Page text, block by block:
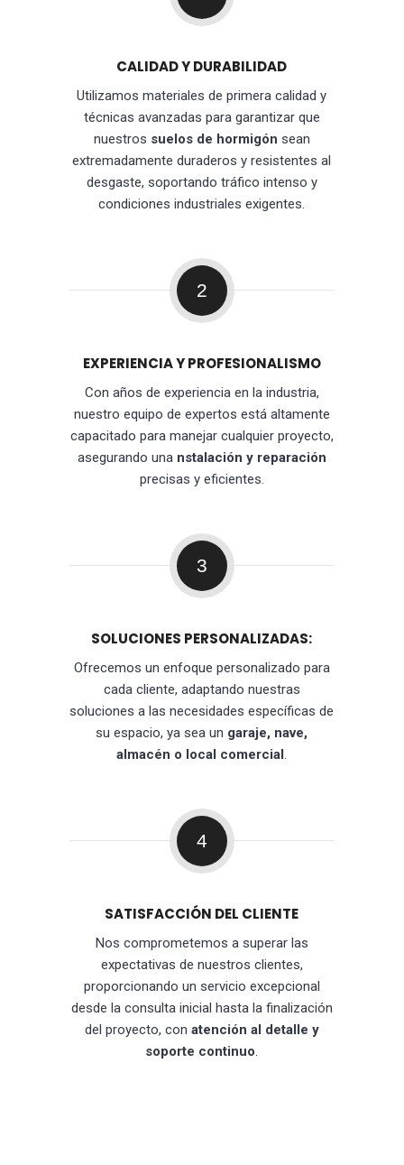
CALIDAD Y DURABILIDAD
Utilizamos materiales de primera calidad y
técnicas avanzadas para garantizar que
nuestros suelos de hormigón sean
extremadamente duraderos y resistentes al
desgaste, soportando tráfico intenso y
condiciones industriales exigentes.
2
EXPERIENCIA Y PROFESIONALISMO
Con años de experiencia en la industria,
nuestro equipo de expertos está altamente
capacitado para manejar cualquier proyecto,
asegurando una nstalación y reparación
precisas y eficientes.
3
SOLUCIONES PERSONALIZADAS:
Ofrecemos un enfoque personalizado para
cada cliente, adaptando nuestras
soluciones a las necesidades específicas de
su espacio, ya sea un garaje, nave,
almacén o local comercial.
4
SATISFACCIÓN DEL CLIENTE
Nos comprometemos a superar las
expectativas de nuestros clientes,
proporcionando un servicio excepcional
desde la consulta inicial hasta la finalización
del proyecto, con atención al detalle y
soporte continuo.